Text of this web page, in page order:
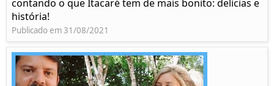
contando o que Itacaré tem de mais bonito: delícias e
história!
Publicado em 31/08/2021